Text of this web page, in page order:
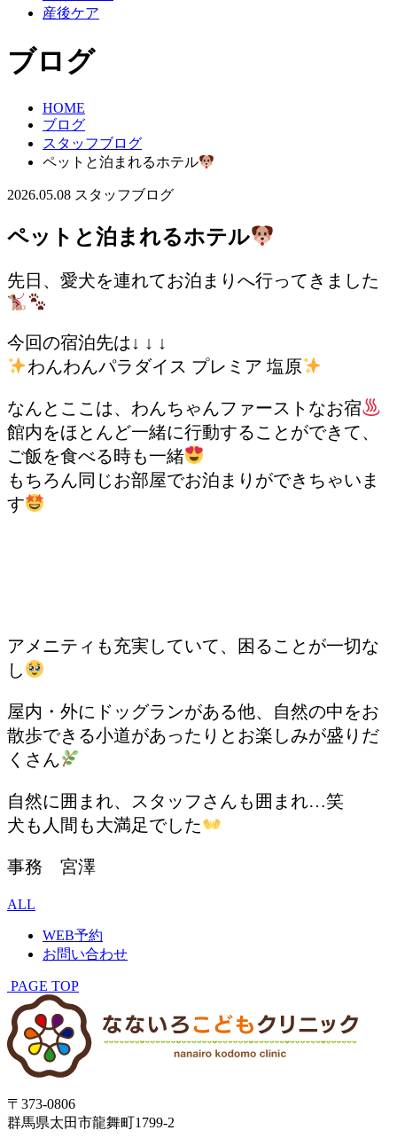
産後ケア
ブログ
HOME
ブログ
スタッフブログ
ペットと泊まれるホテル
2026.05.08 スタッフブログ
ペットと泊まれるホテル
先日、愛犬を連れてお泊まりへ行ってきました
今回の宿泊先は↓ ↓ ↓
わんわんパラダイス プレミア 塩原
なんとここは、わんちゃんファーストなお宿
館内をほとんど一緒に行動することができて、
ご飯を食べる時も一緒
もちろん同じお部屋でお泊まりができちゃいま
す
アメニティも充実していて、困ることが一切な
し
屋内・外にドッグランがある他、自然の中をお
散歩できる小道があったりとお楽しみが盛りだ
くさん
自然に囲まれ、スタッフさんも囲まれ…笑
犬も人間も大満足でした
事務 宮澤
ALL
WEB予約
お問い合わせ
PAGE TOP
〒373-0806
群馬県太田市龍舞町1799-2